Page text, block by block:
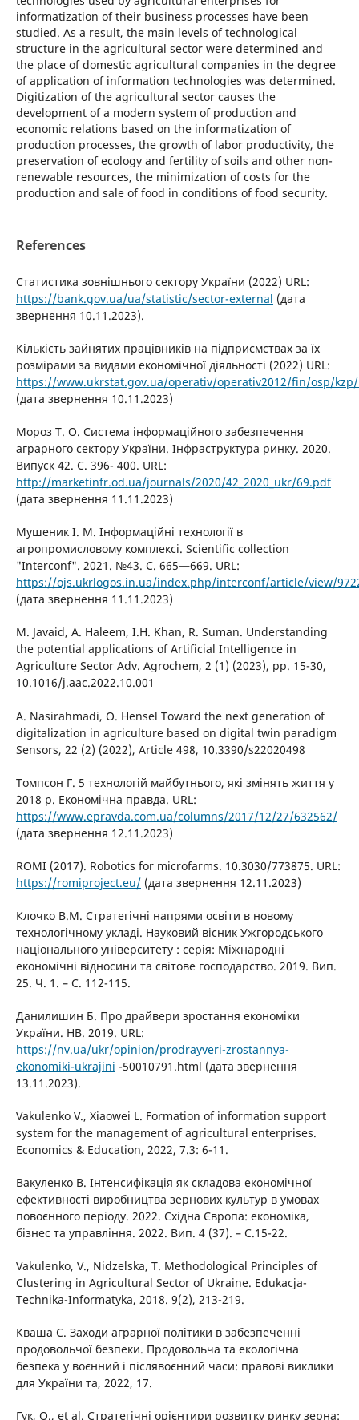
informatization of their business processes have been
studied. As a result, the main levels of technological
structure in the agricultural sector were determined and
the place of domestic agricultural companies in the degree
of application of information technologies was determined.
Digitization of the agricultural sector causes the
development of a modern system of production and
economic relations based on the informatization of
production processes, the growth of labor productivity, the
preservation of ecology and fertility of soils and other non-
renewable resources, the minimization of costs for the
production and sale of food in conditions of food security.
References
Статистика зовнішнього сектору України (2022) URL:
https://bank.gov.ua/ua/statistic/sector-external (дата
звернення 10.11.2023).
Кількість зайнятих працівників на підприємствах за їх
розмірами за видами економічної діяльності (2022) URL:
https://www.ukrstat.gov.ua/operativ/operativ2012/fin/osp/kzp/
(дата звернення 10.11.2023)
Мороз Т. О. Система інформаційного забезпечення
аграрного сектору України. Інфраструктура ринку. 2020.
Випуск 42. С. 396- 400. URL:
http://marketinfr.od.ua/journals/2020/42_2020_ukr/69.pdf
(дата звернення 11.11.2023)
Мушеник І. М. Інформаційні технології в
агропромисловому комплексі. Scientific collection
"Interconf". 2021. №43. С. 665—669. URL:
https://ojs.ukrlogos.in.ua/index.php/interconf/article/view/
(дата звернення 11.11.2023)
M. Javaid, A. Haleem, I.H. Khan, R. Suman. Understanding
the potential applications of Artificial Intelligence in
Agriculture Sector Adv. Agrochem, 2 (1) (2023), pp. 15-30,
10.1016/j.aac.2022.10.001
A. Nasirahmadi, O. Hensel Toward the next generation of
digitalization in agriculture based on digital twin paradigm
Sensors, 22 (2) (2022), Article 498, 10.3390/s22020498
Томпсон Г. 5 технологій майбутнього, які змінять життя у
2018 р. Економічна правда. URL:
https://www.epravda.com.ua/columns/2017/12/27/632562/
(дата звернення 12.11.2023)
ROMI (2017). Robotics for microfarms. 10.3030/773875. URL:
https://romiproject.eu/(дата звернення 12.11.2023)
Клочко В.М. Стратегічні напрями освіти в новому
технологічному укладі. Науковий вісник Ужгородського
національного університету : серія: Міжнародні
економічні відносини та світове господарство. 2019. Вип.
25. Ч. 1. – С. 112-115.
Данилишин Б. Про драйвери зростання економіки
України. НВ. 2019. URL:
https://nv.ua/ukr/opinion/prodrayveri-zrostannya-
ekonomiki-ukrajini -50010791.html (дата звернення
13.11.2023).
Vakulenko V., Xiaowei L. Formation of information support
system for the management of agricultural enterprises.
Economics & Education, 2022, 7.3: 6-11.
Вакуленко В. Інтенсифікація як складова економічної
ефективності виробництва зернових культур в умовах
повоєнного періоду. 2022. Східна Європа: економіка,
бізнес та управління. 2022. Вип. 4 (37). – С.15-22.
Vakulenko, V., Nidzelska, T. Methodological Principles of
Clustering in Agricultural Sector of Ukraine. Edukacja-
Technika-Informatyka, 2018. 9(2), 213-219.
Кваша С. Заходи аграрної політики в забезпеченні
продовольчої безпеки. Продовольча та екологічна
безпека у воєнний і післявоєнний часи: правові виклики
для України та, 2022, 17.
Гук, О., et al. Стратегічні орієнтири розвитку ринку зерна: